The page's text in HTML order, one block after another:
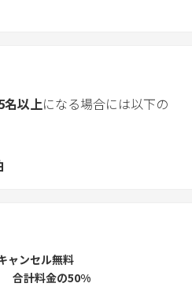
名以上になる場合には以下の
ャンセル無料
合計料金の50%